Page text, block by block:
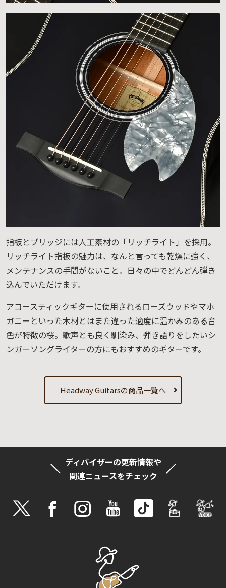
指板とブリッジには人工素材の「リッチライト」を採用。
リッチライト指板の魅力は、なんと言っても乾燥に強く、
メンテナンスの手間がないこと。日々の中でどんどん弾き
込んでいただけます。
アコースティックギターに使用されるローズウッドやマホ
ガニーといった木材とはまた違った適度に温かみのある音
色が特徴の桜。歌声とも良く馴染み、弾き語りをしたいシ
ンガーソングライターの方にもおすすめのギターです。
Headway Guitarsの商品一覧へ
ディバイザーの更新情報や
関連ニュースをチェック